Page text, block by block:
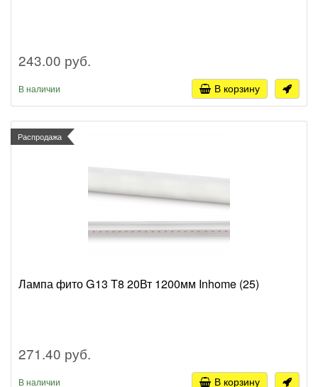
243.00 руб.
В наличии В корзину
Распродажа
Лампа фито G13 T8 20Вт 1200мм Inhome (25)
271.40 руб.
В наличии В корзину